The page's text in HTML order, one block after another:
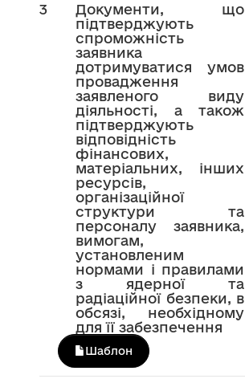
3
Документи, що
підтверджують
спроможність
заявника
дотримуватися умов
провадження
заявленого виду
діяльності, а також
підтверджують
відповідність
фінансових,
матеріальних, інших
ресурсів,
організаційної
структури та
персоналу заявника,
вимогам,
установленим
нормами і правилами
з ядерної та
радіаційної безпеки, в
обсязі, необхідному
для її забезпечення
Шаблон